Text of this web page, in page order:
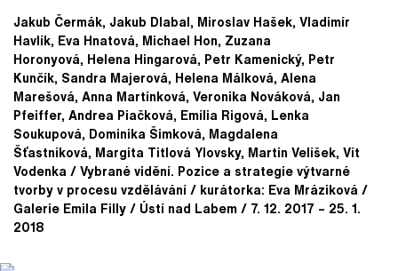
Jakub Čermák, Jakub Dlabal, Miroslav Hašek, Vladimír
Havlík, Eva Hnatová, Michael Hon, Zuzana
Horonyová, Helena Hingarová, Petr Kamenický, Petr
Kunčík, Sandra Majerová, Helena Málková, Alena
Marešová, Anna Martínková, Veronika Nováková, Jan
Pfeiffer, Andrea Piačková, Emília Rigová, Lenka
Soukupová, Dominika Šimková, Magdalena
Šťastníková, Margita Titlová Ylovsky, Martin Velíšek, Vít
Vodenka / Vybrané vidění. Pozice a strategie výtvarné
tvorby v procesu vzdělávání / kurátorka: Eva Mráziková /
Galerie Emila Filly / Ústí nad Labem / 7. 12. 2017 – 25. 1.
2018